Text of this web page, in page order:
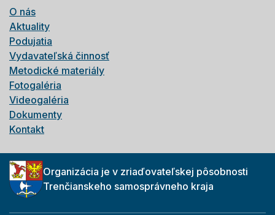
O nás
Aktuality
Podujatia
Vydavateľská činnosť
Metodické materiály
Fotogaléria
Videogaléria
Dokumenty
Kontakt
Organizácia je v zriaďovateľskej pôsobnosti
Trenčianskeho samosprávneho kraja